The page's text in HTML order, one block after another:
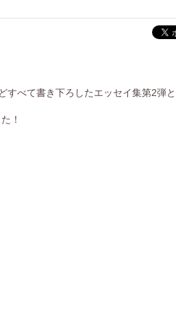
べて書き下ろしたエッセイ集第2弾と
！